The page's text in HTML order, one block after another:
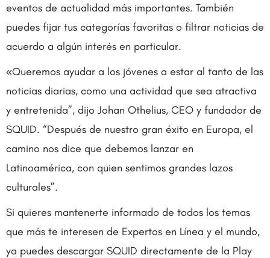
eventos de actualidad más importantes. También
puedes fijar tus categorías favoritas o filtrar noticias de
acuerdo a algún interés en particular.
«Queremos ayudar a los jóvenes a estar al tanto de las
noticias diarias, como una actividad que sea atractiva
y entretenida”, dijo Johan Othelius, CEO y fundador de
SQUID. “Después de nuestro gran éxito en Europa, el
camino nos dice que debemos lanzar en
Latinoamérica, con quien sentimos grandes lazos
culturales”.
Si quieres mantenerte informado de todos los temas
que más te interesen de Expertos en Línea y el mundo,
ya puedes descargar SQUID directamente de la Play